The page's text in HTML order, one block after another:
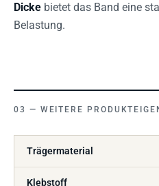
Dicke bietet das Band eine
Belastung.
WEITERE
Trägermaterial
Klebstoff